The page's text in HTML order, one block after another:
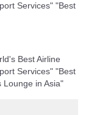
Services" "Best
Best Airline
Services" "Best
Lounge in Asia"